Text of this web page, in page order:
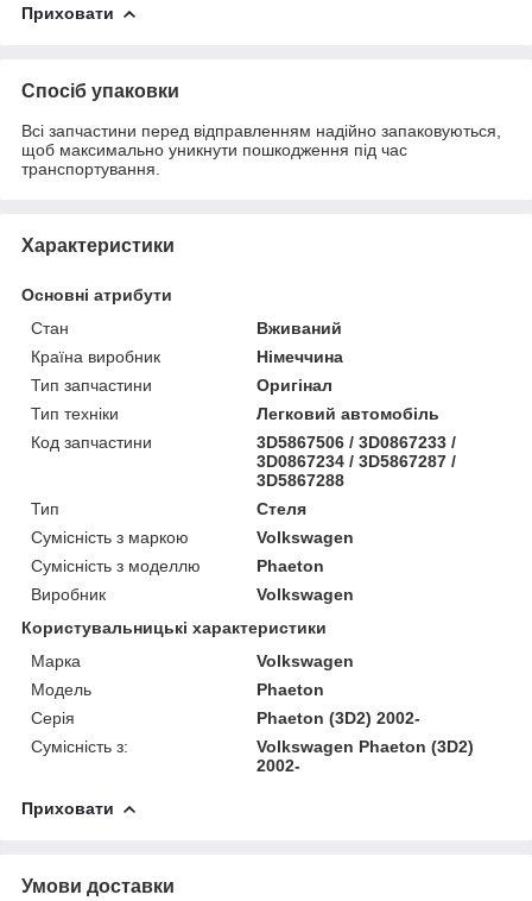
Приховати
Спосіб упаковки
Всі запчастини перед відправленням надійно запаковуються,
щоб максимально уникнути пошкодження під час
транспортування.
Характеристики
Основні атрибути
Стан
Вживаний
Країна виробник
Німеччина
Тип запчастини
Оригінал
Тип техніки
Легковий автомобіль
Код запчастини
3D5867506 / 3D0867233 /
3D0867234 / 3D5867287 /
3D5867288
Тип
Стеля
Сумісність з маркою
Volkswagen
Сумісність з моделлю
Phaeton
Виробник
Volkswagen
Користувальницькі характеристики
Марка
Volkswagen
Модель
Phaeton
Серія
Phaeton (3D2) 2002-
Сумісність з:
Volkswagen Phaeton (3D2)
2002-
Приховати
Умови доставки